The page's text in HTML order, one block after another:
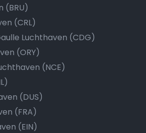
(BRU)
(CRL)
Luchthaven (CDG)
(ORY)
(NCE)
(DUS)
(FRA)
(EIN)